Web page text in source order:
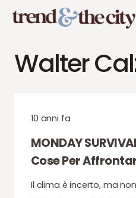
Walter
10 anni fa
MONDAY
Cose Per
Il clima è incerto, ma